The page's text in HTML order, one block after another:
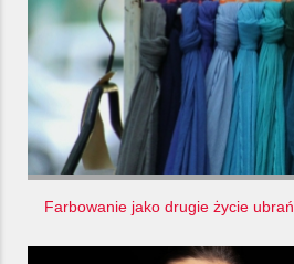
Farbowanie jako drugie życie ubrań